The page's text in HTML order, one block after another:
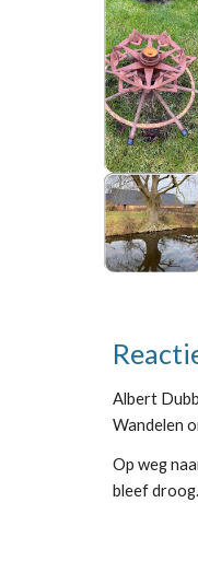
Albert
Wandelen
Op weg
bleef